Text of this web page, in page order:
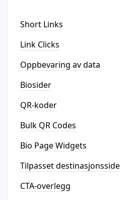
Short Links
Link Clicks
Oppbevaring av data
Biosider
QR-koder
Bulk QR Codes
Bio Page Widgets
Tilpasset destinasjonsside
CTA-overlegg